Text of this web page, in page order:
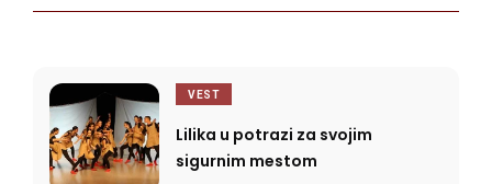
VEST
Lilika u potrazi za svojim
sigurnim mestom